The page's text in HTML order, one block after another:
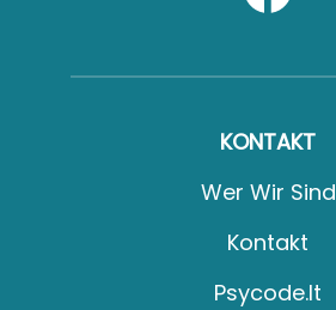
KONTAKT
Wer Wir Sind
Kontakt
Psycode.it